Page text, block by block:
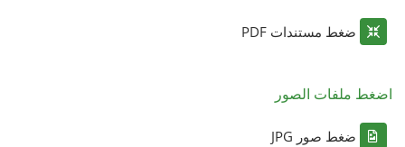
ضغط مستندات PDF
اضغط ملفات الصور
ضغط صور JPG